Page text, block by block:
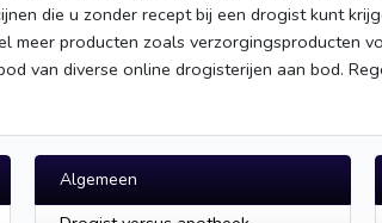
die u zonder recept bij een drogist kunt
meer producten zoals verzorgingsproducten
van diverse online drogisterijen aan bod.
Algemeen